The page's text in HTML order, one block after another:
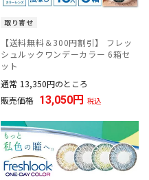
取り寄せ
【送料無料＆300円割引】 フレッ
シュルックワンデーカラー 6箱セ
ット
通常 13,350
のところ
販売価格 13,050 税込